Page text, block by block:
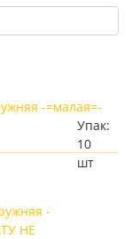
-=малая=-
Упак:
10
шт
-
НЕ